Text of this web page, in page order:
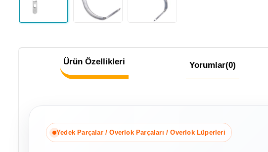
Ürün Özellikleri Yorumlar(0)
Yedek Parçalar / Overlok Parçaları / Overlok Lüperleri